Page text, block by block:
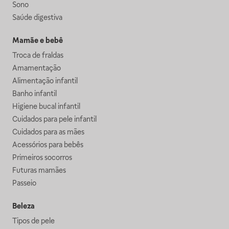
Sono
Saúde digestiva
Mamãe e bebê
Troca de fraldas
Amamentação
Alimentação infantil
Banho infantil
Higiene bucal infantil
Cuidados para pele infantil
Cuidados para as mães
Acessórios para bebês
Primeiros socorros
Futuras mamães
Passeio
Beleza
Tipos de pele